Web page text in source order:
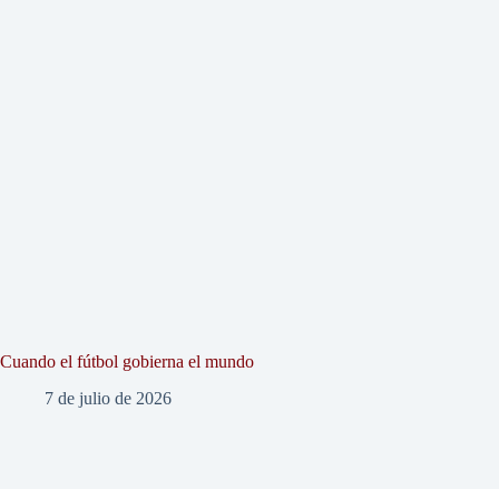
Cuando el fútbol gobierna el mundo
7 de julio de 2026